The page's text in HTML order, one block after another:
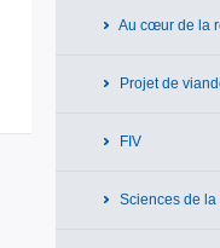
Au cœur de la
Projet de
FIV
Sciences de la